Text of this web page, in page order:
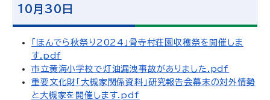
10月30日
「ほんでら秋祭り2024」骨寺村荘園収穫祭を開催しま
す.pdf
市立黄海小学校で灯油漏洩事故がありました.pdf
重要文化財「大槻家関係資料」研究報告会幕末の対外情勢
と大槻家を開催します.pdf